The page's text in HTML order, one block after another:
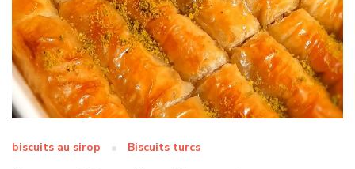
biscuits au sirop Biscuits turcs